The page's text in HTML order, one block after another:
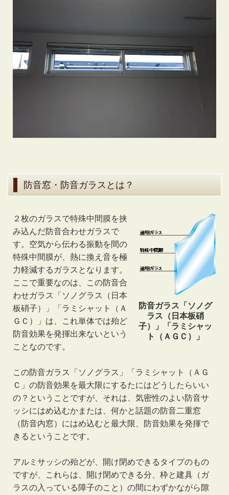
防音窓・防音ガラスとは？
防音ガラス「ソノグ
ラス（日本板硝
子）」「ラミシャッ
ト（ＡＧＣ）」
２枚のガラスで特殊中間膜を挟
み込んだ防音合わせガラスで
す。空気から伝わる振動を間の
特殊中間膜が、熱に換え音を極
力軽減するガラスとなります。
ここで重要なのは、この防音合
わせガラス「ソノグラス（日本
板硝子）」「ラミシャット（Ａ
ＧＣ）」は、これ単体では殆ど
防音効果を発揮出来ないという
ことなのです。
この防音ガラス「ソノグラス」「ラミシャット（ＡＧ
Ｃ」の防音効果を最大限にするたにはどうしたらいい
の？ということですが、それは、気密性のよい防音サ
ッシにはめ込むかまたは、何かと話題の防音二重窓
（防音内窓）にはめ込むと最大限、防音効果を発揮で
きるということです。
アルミサッシの殆どが、開け閉めできるタイプのもの
ですが、これらは、開け閉めできる分、枠と建具（ガ
ラスの入っている障子のこと）の間にわずかながら隙